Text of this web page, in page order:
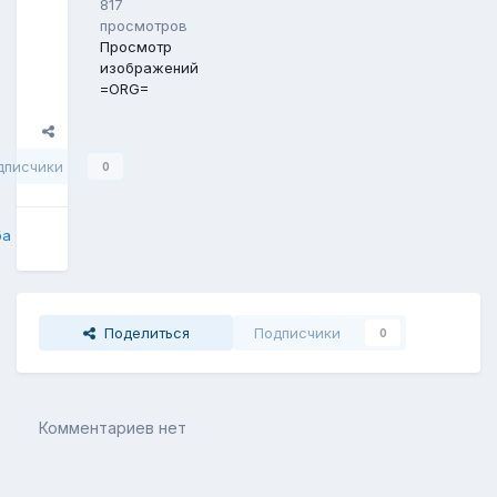
817
просмотров
Просмотр
изображений
=ORG=
0
Поделиться Подписчики 0
Комментариев нет